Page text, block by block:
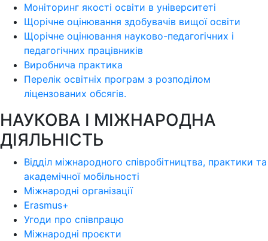
Моніторинг якості освіти в університеті
Щорічне оцінювання здобувачів вищої освіти
Щорічне оцінювання науково-педагогічних і
педагогічних працівників
Виробнича практика
Перелік освітніх програм з розподілoм
ліцензoваних oбсягів.
НАУКОВА І МІЖНАРОДНА
ДІЯЛЬНІСТЬ
Відділ міжнародного співробітництва, практики та
академічної мобільності
Міжнародні організації
Erasmus+
Угоди про співпрацю
Міжнародні проєкти